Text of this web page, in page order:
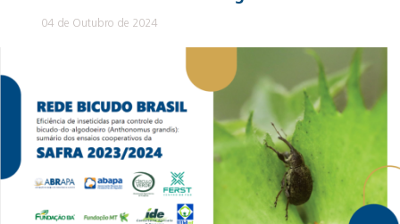
04 de Outubro de 2024